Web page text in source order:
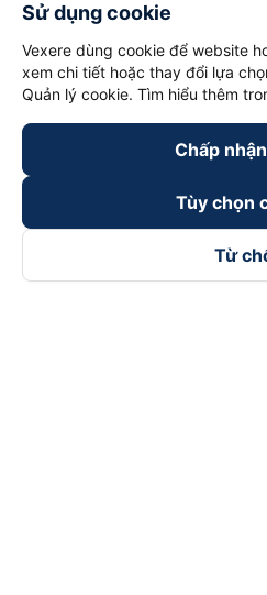
Sử dụng cookie
Vexere dùng cookie để website
xem chi tiết hoặc thay đổi lựa
Quản lý cookie. Tìm hiểu thêm
Chấp
Tùy chọn
Từ